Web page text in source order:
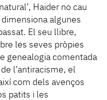
Haider no cau
algunes
El seu llibre,
les seves pròpies
genealogia comentada
l’antiracisme, el
com dels avenços
patits i les